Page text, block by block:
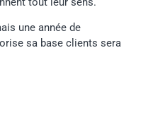
une année de
sa base clients sera